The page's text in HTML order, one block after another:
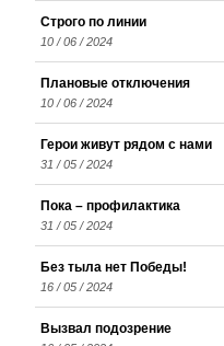
Строго по линии
10 / 06 / 2024
Плановые отключения
10 / 06 / 2024
Герои живут рядом с нами
31 / 05 / 2024
Пока – профилактика
31 / 05 / 2024
Без тыла нет Победы!
16 / 05 / 2024
Вызвал подозрение